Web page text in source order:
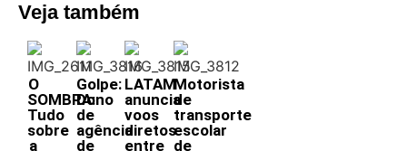
Veja também
O
SOMBRA:
Tudo
sobre
a
Golpe:
Dono
de
agência
de
LATAM
anuncia
voos
diretos
entre
Motorista
de
transporte
escolar
de